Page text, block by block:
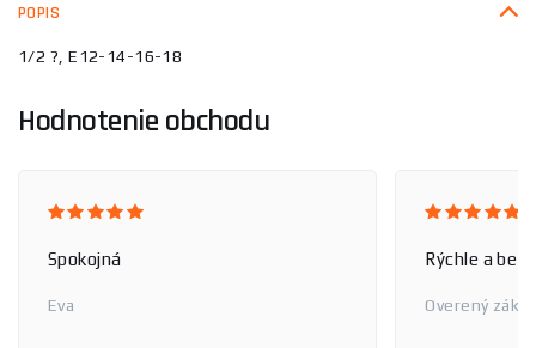
POPIS
1/2 ?, E12-14-16-18
Hodnotenie obchodu
Spokojná
Eva
Rýchle a
Overený